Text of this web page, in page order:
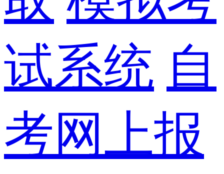
试系统 自
考网上报